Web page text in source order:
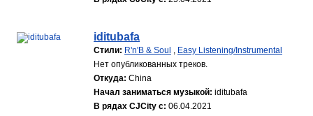
iditubafa
Стили: R'n'B & Soul , Easy Listening/Instrumental
Нет опубликованных треков.
Откуда: China
Начал заниматься музыкой: iditubafa
В рядах CJCity с: 06.04.2021